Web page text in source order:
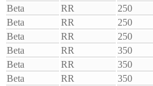
Beta
RR 250
Beta
RR 250
Beta
RR 250
Beta
RR 350
Beta
RR 350
Beta
RR 350